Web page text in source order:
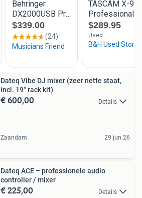
Dateq Vibe DJ mixer (zeer nette staat,
incl. 19" rack kit)
€ 600,00 Details
Zaandam 29 jun 26
Dateq ACE – professionele audio
controller / mixer
€ 225,00 Details